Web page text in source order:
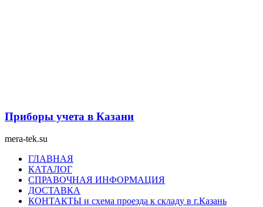
Приборы учета в Казани
mera-tek.su
МенюГЛАВНАЯ
КАТАЛОГ
СПРАВОЧНАЯ ИНФОРМАЦИЯ
ДОСТАВКА
КОНТАКТЫ и схема проезда к складу в г.Казань